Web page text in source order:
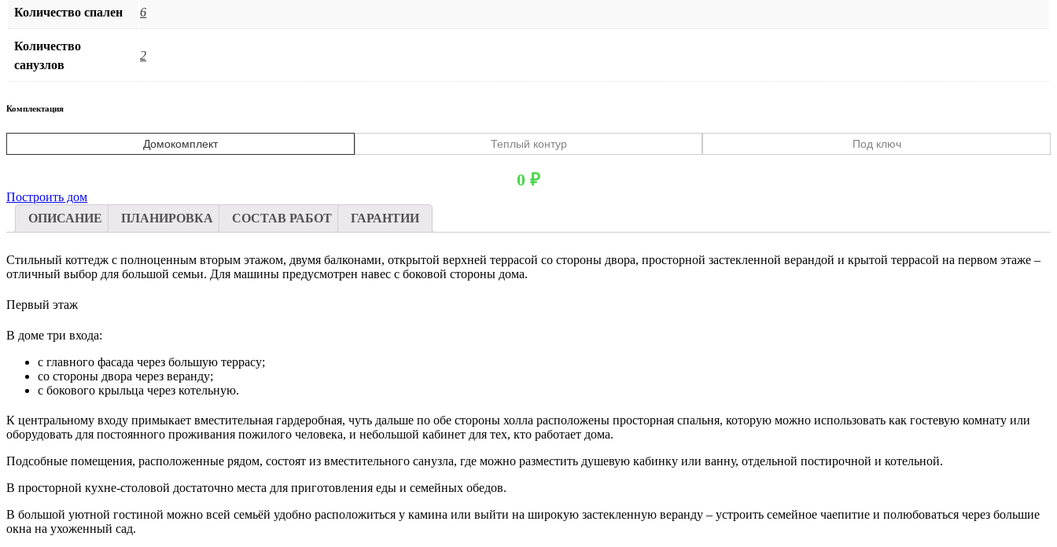
Количество спален 6
Количество
санузлов
2
Комплектация
Домокомплект Теплый контур Под ключ
0 ₽
Построить дом
ОПИСАНИЕ
ПЛАНИРОВКА СОСТАВ РАБОТ ГАРАНТИИ
Стильный коттедж с полноценным вторым этажом, двумя балконами, открытой верхней террасой со стороны двора, просторной застекленной верандой и крытой террасой на первом этаже –
отличный выбор для большой семьи. Для машины предусмотрен навес с боковой стороны дома.
Первый этаж
В доме три входа:
с главного фасада через большую террасу;
со стороны двора через веранду;
с бокового крыльца через котельную.
К центральному входу примыкает вместительная гардеробная, чуть дальше по обе стороны холла расположены просторная спальня, которую можно использовать как гостевую комнату или
оборудовать для постоянного проживания пожилого человека, и небольшой кабинет для тех, кто работает дома.
Подсобные помещения, расположенные рядом, состоят из вместительного санузла, где можно разместить душевую кабинку или ванну, отдельной постирочной и котельной.
В просторной кухне-столовой достаточно места для приготовления еды и семейных обедов.
В большой уютной гостиной можно всей семьёй удобно расположиться у камина или выйти на широкую застекленную веранду – устроить семейное чаепитие и полюбоваться через большие
окна на ухоженный сад.